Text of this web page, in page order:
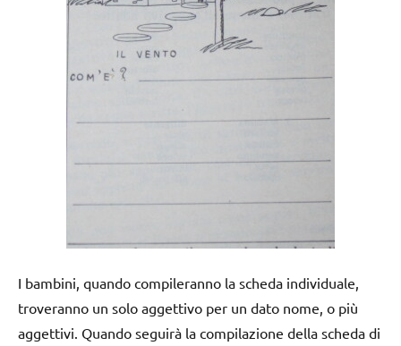
I bambini, quando compileranno la scheda individuale,
troveranno un solo aggettivo per un dato nome, o più
aggettivi. Quando seguirà la compilazione della scheda di